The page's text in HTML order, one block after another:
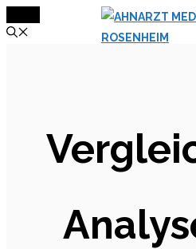
Inhalt